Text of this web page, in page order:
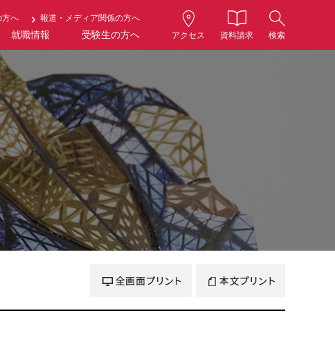
方へ 報道・メディア関係の方へ
就職情報 受験生の方へ アクセス 資料請求 検索